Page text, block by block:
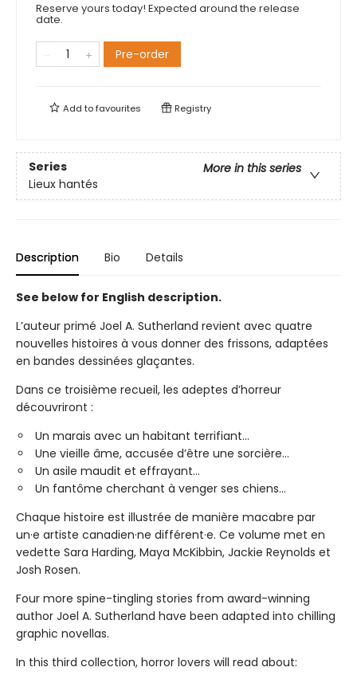
Reserve yours today! Expected around the release
date.
Pre-order
Add tofavourites Registry
Series
More in this series
Lieux hantés
Description Bio Details
See below for English description.
L’auteur primé Joel A. Sutherland revient avec quatre
nouvelles histoires à vous donner des frissons, adaptées
en bandes dessinées glaçantes.
Dans ce troisième recueil, les adeptes d’horreur
découvriront :
Un marais avec un habitant terrifiant...
Une vieille âme, accusée d’être une sorcière...
Un asile maudit et effrayant...
Un fantôme cherchant à venger ses chiens...
Chaque histoire est illustrée de manière macabre par
un·e artiste canadien·ne différent·e. Ce volume met en
vedette Sara Harding, Maya McKibbin, Jackie Reynolds et
Josh Rosen.
Four more spine-tingling stories from award-winning
author Joel A. Sutherland have been adapted into chilling
graphic novellas.
In this third collection, horror lovers will read about: